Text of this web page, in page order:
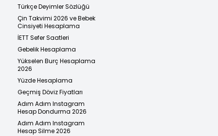
Türkçe Deyimler Sözlüğü
Çin Takvimi 2026 ve Bebek
Cinsiyeti Hesaplama
İETT Sefer Saatleri
Gebelik Hesaplama
Yükselen Burç Hesaplama
2026
Yüzde Hesaplama
Geçmiş Döviz Fiyatları
Adım Adım Instagram
Hesap Dondurma 2026
Adım Adım Instagram
Hesap Silme 2026